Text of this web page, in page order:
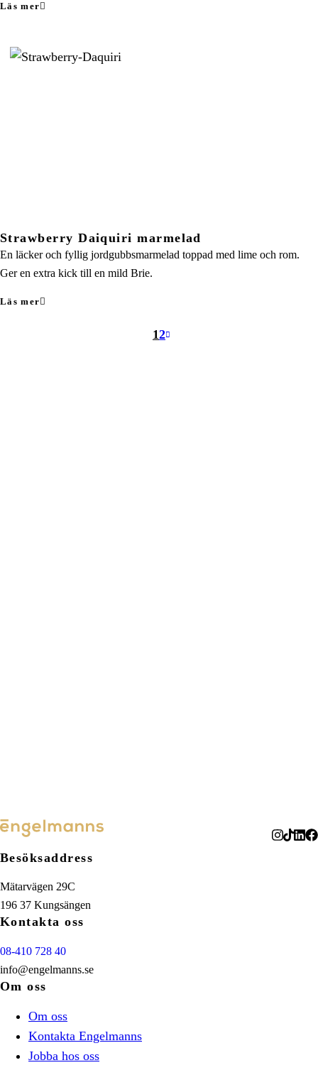
Läs mer
Strawberry Daiquiri marmelad
En läcker och fyllig jordgubbsmarmelad toppad med lime och rom.
Ger en extra kick till en mild Brie.
Läs mer
12
Besöksaddress
Mätarvägen 29C
196 37 Kungsängen
Kontakta oss
08-410 728 40
info@engelmanns.se
Om oss
Om oss
Kontakta Engelmanns
Jobba hos oss